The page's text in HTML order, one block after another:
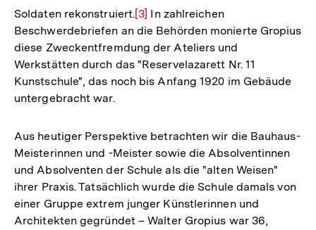
Soldaten rekonstruiert.Zur
Auflösung
der
Fußnote
[3] In zahlreichen
Beschwerdebriefen an die Behörden monierte Gropius
diese Zweckentfremdung der Ateliers und
Werkstätten durch das "Reservelazarett Nr. 11
Kunstschule", das noch bis Anfang 1920 im Gebäude
untergebracht war.
Aus heutiger Perspektive betrachten wir die Bauhaus-
Meisterinnen und -Meister sowie die Absolventinnen
und Absolventen der Schule als die "alten Weisen"
ihrer Praxis. Tatsächlich wurde die Schule damals von
einer Gruppe extrem junger Künstlerinnen und
Architekten gegründet – Walter Gropius war 36,